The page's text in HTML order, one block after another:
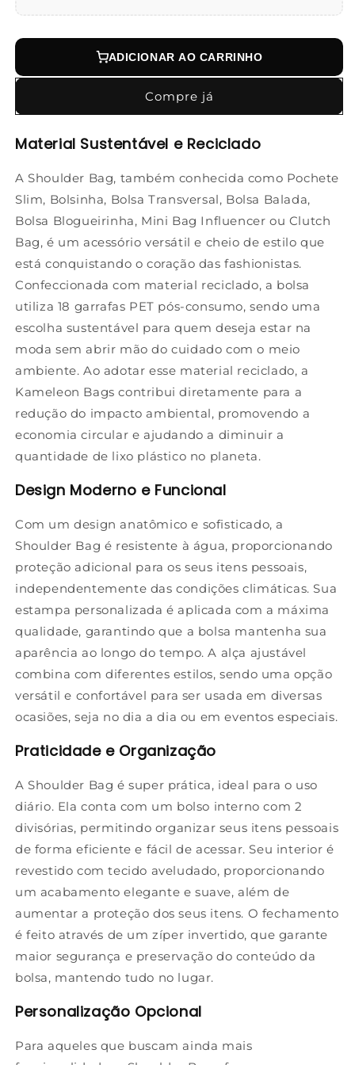
ADICIONAR AO CARRINHO
Compre já
Material Sustentável e Reciclado
A Shoulder Bag, também conhecida como Pochete
Slim, Bolsinha, Bolsa Transversal, Bolsa Balada,
Bolsa Blogueirinha, Mini Bag Influencer ou Clutch
Bag, é um acessório versátil e cheio de estilo que
está conquistando o coração das fashionistas.
Confeccionada com material reciclado, a bolsa
utiliza 18 garrafas PET pós-consumo, sendo uma
escolha sustentável para quem deseja estar na
moda sem abrir mão do cuidado com o meio
ambiente. Ao adotar esse material reciclado, a
Kameleon Bags contribui diretamente para a
redução do impacto ambiental, promovendo a
economia circular e ajudando a diminuir a
quantidade de lixo plástico no planeta.
Design Moderno e Funcional
Com um design anatômico e sofisticado, a
Shoulder Bag é resistente à água, proporcionando
proteção adicional para os seus itens pessoais,
independentemente das condições climáticas. Sua
estampa personalizada é aplicada com a máxima
qualidade, garantindo que a bolsa mantenha sua
aparência ao longo do tempo. A alça ajustável
combina com diferentes estilos, sendo uma opção
versátil e confortável para ser usada em diversas
ocasiões, seja no dia a dia ou em eventos especiais.
Praticidade e Organização
A Shoulder Bag é super prática, ideal para o uso
diário. Ela conta com um bolso interno com 2
divisórias, permitindo organizar seus itens pessoais
de forma eficiente e fácil de acessar. Seu interior é
revestido com tecido aveludado, proporcionando
um acabamento elegante e suave, além de
aumentar a proteção dos seus itens. O fechamento
é feito através de um zíper invertido, que garante
maior segurança e preservação do conteúdo da
bolsa, mantendo tudo no lugar.
Personalização Opcional
Para aqueles que buscam ainda mais